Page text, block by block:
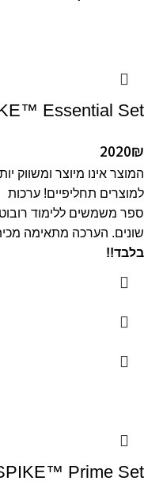
Essential Set
2020₪
ספר משמשים ללימוד
שונים. הערכה מתאימה
בלבד!!
Prime Set